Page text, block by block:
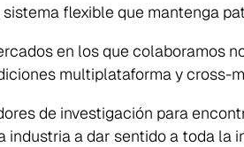
flexible que mantenga
en los que colaboramos
multiplataforma ycross-
de investigación para
a dar sentido a toda